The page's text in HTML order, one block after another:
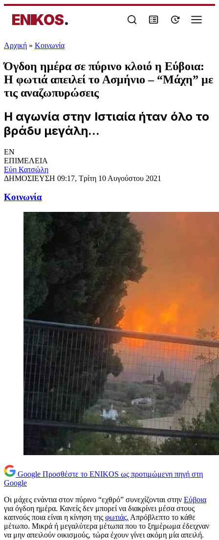
ENIKOS.
Αρχική » Κοινωνία
Όγδοη ημέρα σε πύρινο κλοιό η Εύβοια:
Η φωτιά απειλεί το Ασμήνιο – “Μάχη” με
τις αναζωπυρώσεις
Η αγωνία στην Ιστιαία ήταν όλο το
βράδυ μεγάλη...
EN
ΕΠΙΜΕΛΕΙΑ
Εύη Κατσώλη
ΔΗΜΟΣΙΕΥΣΗ 09:17, Τρίτη 10 Αυγούστου 2021
Κοινωνία
Google Προσθέστε το ENIKOS ως προτιμώμενη πηγή στη
Google
Οι μάχες ενάντια στον πύρινο “εχθρό” συνεχίζονται στην Εύβοια
για όγδοη ημέρα. Κανείς δεν μπορεί να διακρίνει μέσα στους
καπνούς ποια είναι η κίνηση της φωτιάς. Απρόβλεπτο το κάθε
μέτωπο. Μικρά ή μεγαλύτερα μέτωπα που το ξημέρωμα έδειχναν
να μην απειλούν οικισμούς, τώρα έχουν γίνει ακόμη μία απειλή.